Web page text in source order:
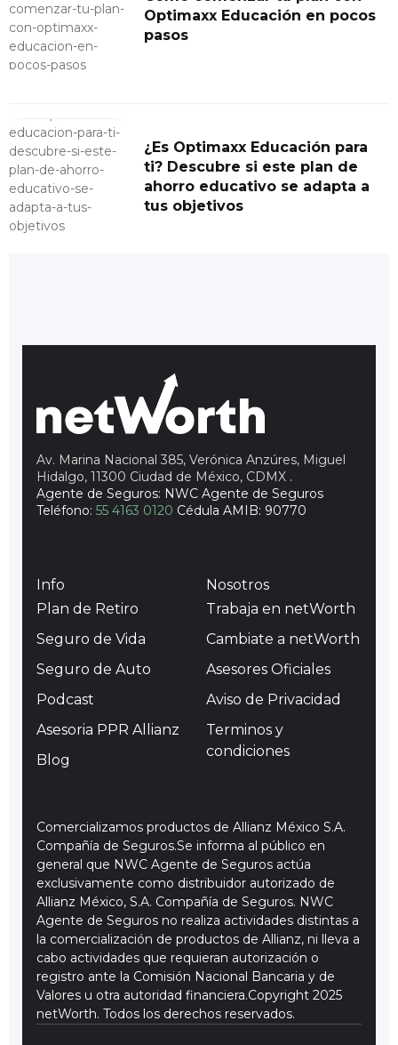
Optimaxx Educación en pocos
pasos
¿Es Optimaxx Educación para
ti? Descubre si este plan de
ahorro educativo se adapta a
tus objetivos
Av. Marina Nacional 385, Verónica Anzúres, Miguel
Hidalgo, 11300 Ciudad de México, CDMX .
Agente de Seguros: NWC Agente de Seguros
Teléfono: 55 4163 0120 Cédula AMIB: 90770
Info
Plan de Retiro
Seguro de Vida
Seguro de Auto
Podcast
Asesoria PPR Allianz
Blog
Nosotros
Trabaja en netWorth
Cambiate a netWorth
Asesores Oficiales
Aviso de Privacidad
Terminos y
condiciones
Comercializamos productos de Allianz México S.A.
Compañía de Seguros.Se informa al público en
general que NWC Agente de Seguros actúa
exclusivamente como distribuidor autorizado de
Allianz México, S.A. Compañía de Seguros. NWC
Agente de Seguros no realiza actividades distintas a
la comercialización de productos de Allianz, ni lleva a
cabo actividades que requieran autorización o
registro ante la Comisión Nacional Bancaria y de
Valores u otra autoridad financiera.Copyright 2025
netWorth. Todos los derechos reservados.